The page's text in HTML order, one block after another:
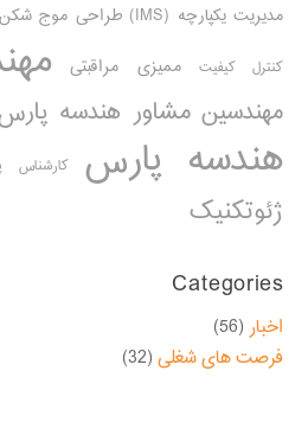
مدیریت یکپارچه (IMS)
طراحی موج شکن
کنترل کیفیت ممیزی مراقبتی
مهندسین مشاور هندسه
هندسه پارس کارشناس
ژئوتکنیک
Categories
اخبار (56)
فرصت های شغلی (32)